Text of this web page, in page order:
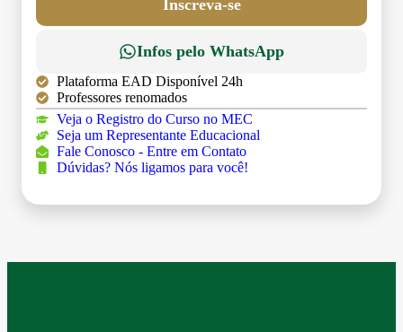
Inscreva-se
Infos pelo WhatsApp
Plataforma EAD Disponível 24h
Professores renomados
Veja o Registro do Curso no MEC
Seja um Representante Educacional
Fale Conosco - Entre em Contato
Dúvidas? Nós ligamos para você!